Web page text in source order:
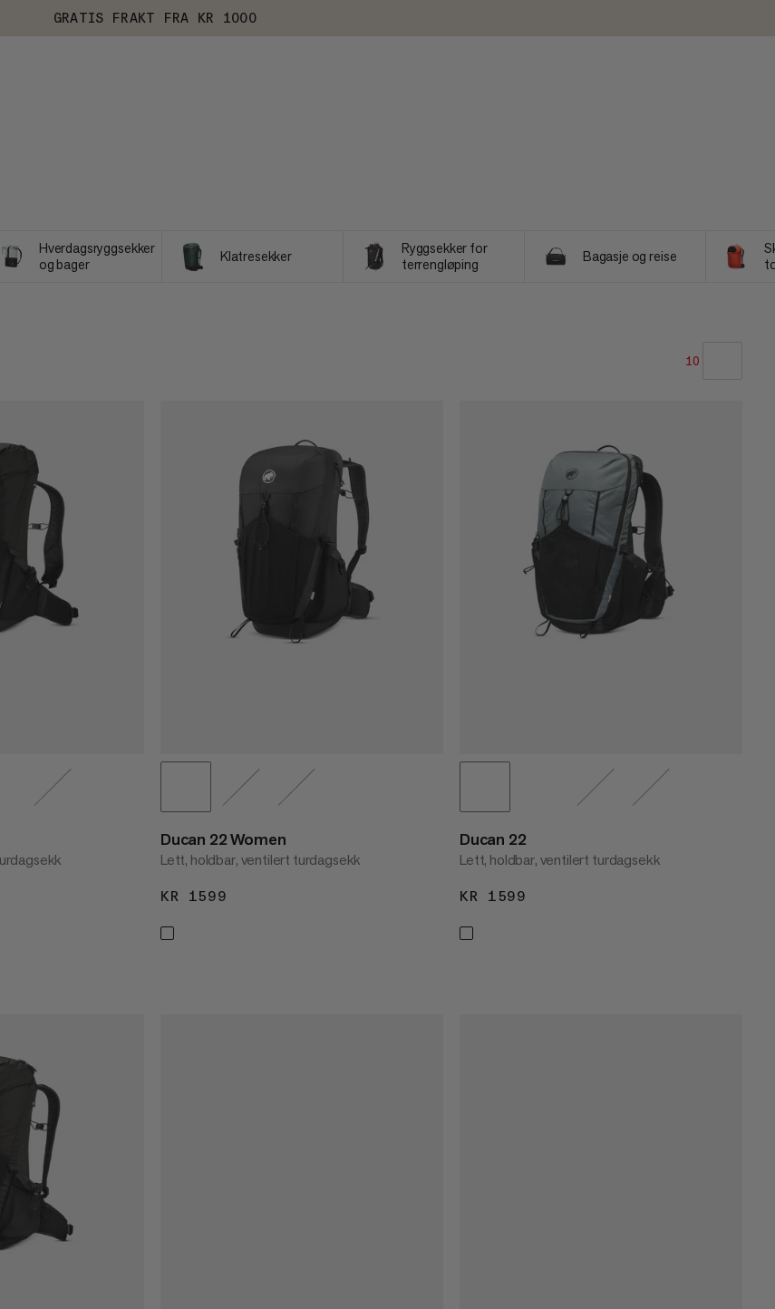
GRATIS FRAKT FRA KR 1000
Hverdagsryggsekker
og bager
Klatresekker
Ryggsekker for
terrengløping
Bagasje og reise
10
PRIS HØY TIL LAV
HVA ER NYTT
RANGERING
Ducan 22 Women
Lett, holdbar, ventilert turdagsekk
KR 1599
Ducan 22
Lett, holdbar, ventilert turdagsekk
KR 1599